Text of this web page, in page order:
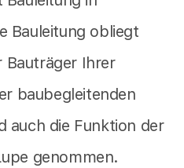
Bauleitung obliegt
Bauträger Ihrer
baubegleitenden
auch die Funktion der
genommen.